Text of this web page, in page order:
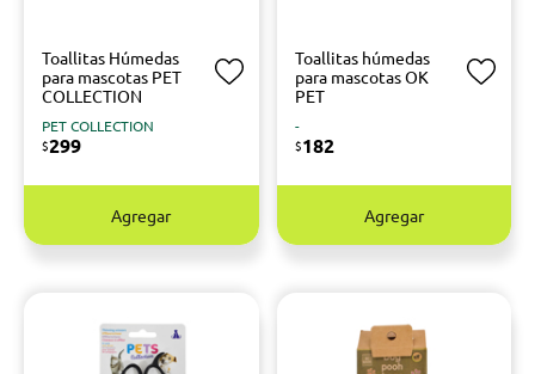
Toallitas Húmedas
para mascotas PET
COLLECTION
PET COLLECTION
$299
Agregar
Toallitas húmedas
para mascotas OK
PET
-
$182
Agregar